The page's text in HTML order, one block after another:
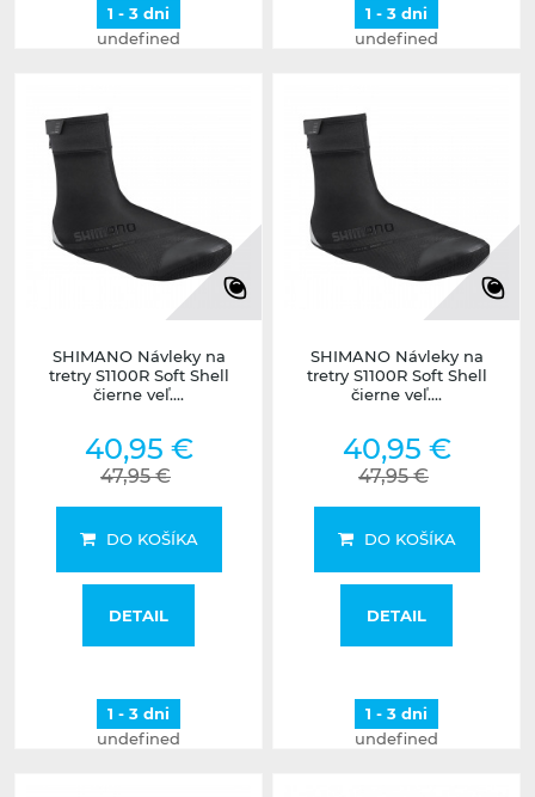
1 - 3 dni
undefined
1 - 3 dni
undefined
SHIMANO Návleky na
tretry S1100R Soft Shell
čierne veľ....
40,95 €
47,95 €
DO KOŠÍKA
DETAIL
1 - 3 dni
undefined
SHIMANO Návleky na
tretry S1100R Soft Shell
čierne veľ....
40,95 €
47,95 €
DO KOŠÍKA
DETAIL
1 - 3 dni
undefined